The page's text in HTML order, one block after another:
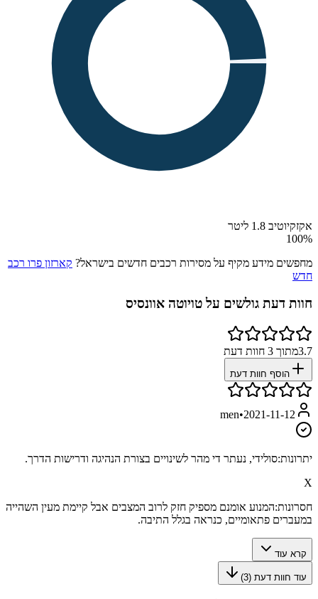
אקזקיוטיב 1.8 ליטר
100%
מחפשים מידע מקיף על מסירות רכבים חדשים בישראל? קארזון פרו רכב
חדש
חוות דעת גולשים על טויוטה אוונסיס
3.7מתוך 3 חוות דעת
הוסף חוות דעת
men•2021-11-12
יתרונות:סולידי, נעתר די מהר לשינויים בצורת הנהיגה ודרישות הדרך.
X
חסרונות:המנוע אומנם מספיק חזק לרוב המצבים אבל קיימת מעין השהייה
במעברים פתאומיים, כנראה בגלל התיבה.
קרא עוד
עוד חוות דעת (3
)